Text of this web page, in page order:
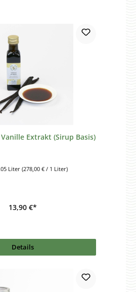
Extrakt (Sirup Basis)
Liter(278,00 € / 1 Liter)
13,90 €*
Details